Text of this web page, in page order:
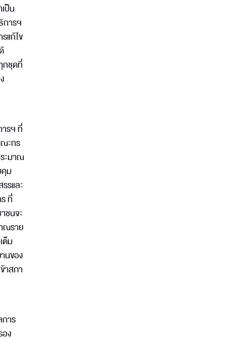
ป็น
การฯ
แก้ไข
กชุดที่
รฯ ที่
ะกร
ะมาณ
คุม
รและ
ที่
ชนจะ
ณราย
ต็ม
นของ
าสภา
าร
ง